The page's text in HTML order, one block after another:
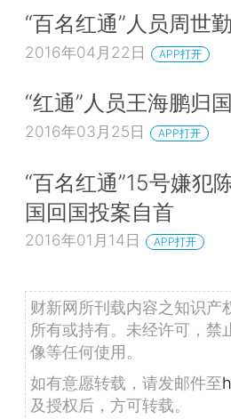
“百名红通”人员周世
2016年04月22日 APP打开
“红通”人员王海鹏归
2016年03月25日 APP打开
“百名红通”15号嫌犯
国回国投案自首
2016年01月14日 APP打开
财新网所刊载内容之知识产
所有或持有。未经许可，禁
像等任何使用。
如有意愿转载，请发邮件至
及授权后，方可转载。